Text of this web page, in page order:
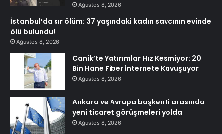
Ağustos 8, 2026
İstanbul’da sır ölüm: 37 yaşındaki kadın savcının evinde
ölü bulundu!
Ağustos 8, 2026
Canik’te Yatırımlar Hız Kesmiyor: 20
Bin Hane Fiber İnternete Kavuşuyor
Ağustos 8, 2026
Ankara ve Avrupa başkenti arasında
yeni ticaret görüşmeleri yolda
Ağustos 8, 2026